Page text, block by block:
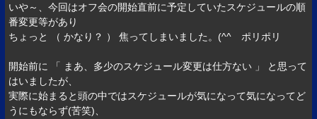
いや～、今回はオフ会の開始直前に予定していたスケジュールの順
番変更等があり
ちょっと （ かなり？ ） 焦ってしまいました。(^^ゞポリポリ
開始前に 「 まあ、多少のスケジュール変更は仕方ない 」 と思って
はいましたが、
実際に始まると頭の中ではスケジュールが気になって気になってど
うにもならず(苦笑)、